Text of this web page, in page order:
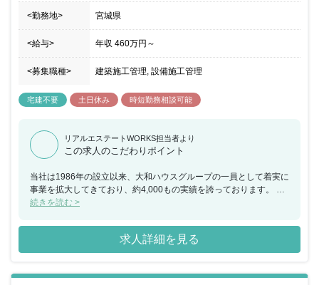
<勤務地> 宮城県
<給与> 年収 460万円 ～
<募集職種> 建築施工管理, 設備施工管理
宅建不要 土日休み 時短勤務相談可能
リアルエステートWORKS担当者より
この求人のこだわりポイント
当社は1986年の設立以来、大和ハウスグループの一員として着実に
事業を拡大してきており、約4,000もの実績を誇っております。 大
和ハウス工業100％出資子会社である同社は、商業施設デベロッパ
な形態の商業施設をプロデュース出来るのも魅力の一つです。ま
た、地域の人にとっての「衣食住」の重要な拠点を施工・管理でき
るため、お客様が足を運んでいただけることはやりがいとなりま
おり、安心した就業環境に身を置くことができ、年間休日も120日
続きを読む >
求人詳細を見る